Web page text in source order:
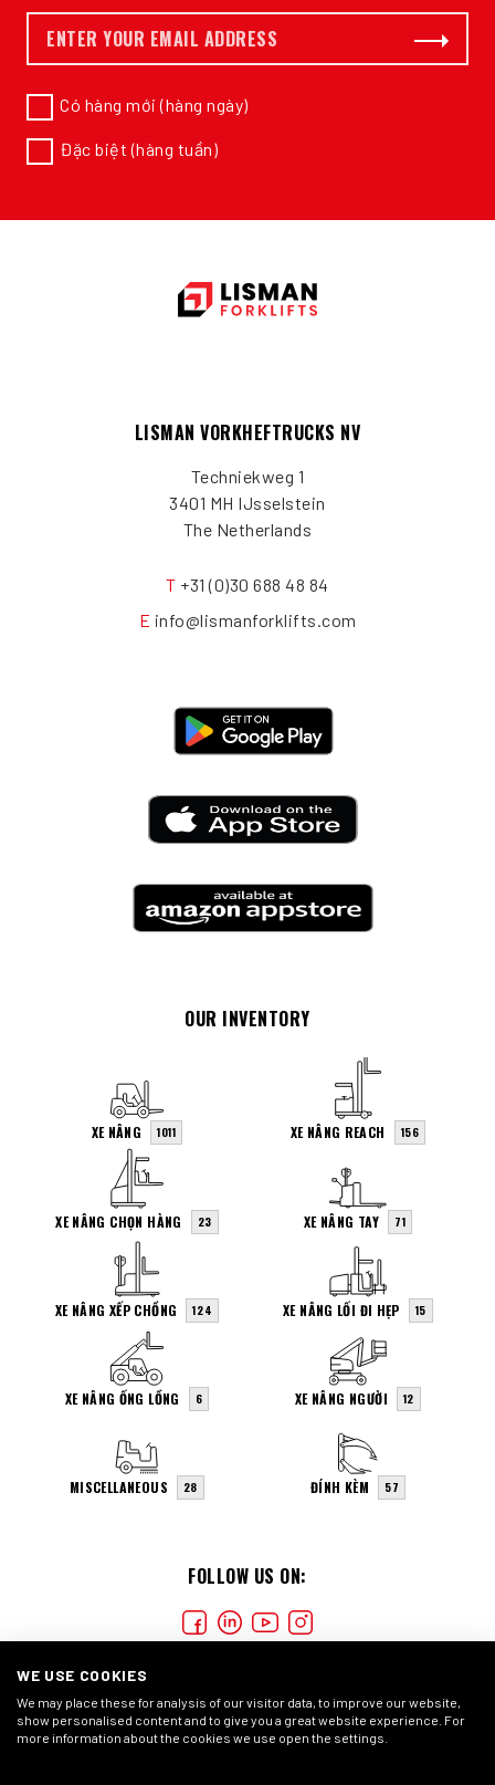
E-mail *
Subscribe
Có hàng mới (hàng ngày)
Đặc biệt (hàng tuần)
LISMAN VORKHEFTRUCKS NV
Techniekweg 1
3401 MH IJsselstein
The Netherlands
T +31 (0)30 688 48 84
E info@lismanforklifts.com
FOLLOW US ON:
OUR INVENTORY
XE NÂNG 1011 XE NÂNG REACH 156
XE NÂNG CHỌN HÀNG 23 XE NÂNG TAY 71
XE NÂNG XẾP CHỒNG 124 XE NÂNG LỐI ĐI HẸP 15
XE NÂNG ỐNG LỒNG 6 XE NÂNG NGƯỜI 12
MISCELLANEOUS 28 ĐÍNH KÈM 57
WE USE COOKIES
We may place these for analysis of our visitor data, to improve our website,
show personalised content and to give you a great website experience. For
more information about the cookies we use open the settings.